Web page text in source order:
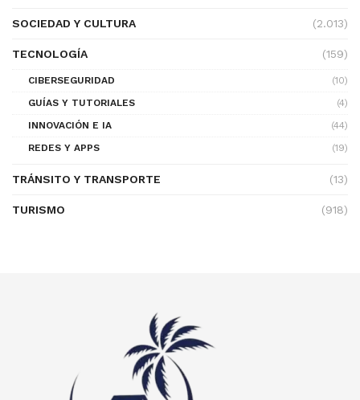
SOCIEDAD Y CULTURA (2.013)
TECNOLOGÍA (159)
CIBERSEGURIDAD
(10)
GUÍAS Y TUTORIALES
(4)
INNOVACIÓN E IA
(44)
REDES Y APPS
(19)
TRÁNSITO Y TRANSPORTE (13)
TURISMO (918)